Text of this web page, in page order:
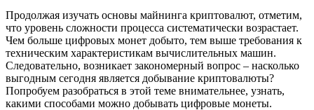
Продолжая изучать основы майнинга криптовалют, отметим,
что уровень сложности процесса систематически возрастает.
Чем больше цифровых монет добыто, тем выше требования к
техническим характеристикам вычислительных машин.
Следовательно, возникает закономерный вопрос – насколько
выгодным сегодня является добывание криптовалюты?
Попробуем разобраться в этой теме внимательнее, узнать,
какими способами можно добывать цифровые монеты.